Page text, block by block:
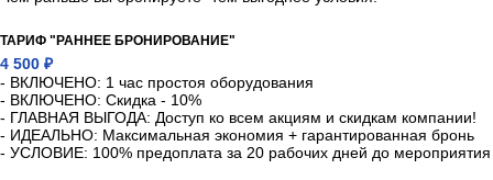
ТАРИФЫ АРЕНДЫ
Цена зависит от сроков оплаты.
Чем раньше вы бронируете -тем выгоднее условия!
ТАРИФ "РАННЕЕ БРОНИРОВАНИЕ"